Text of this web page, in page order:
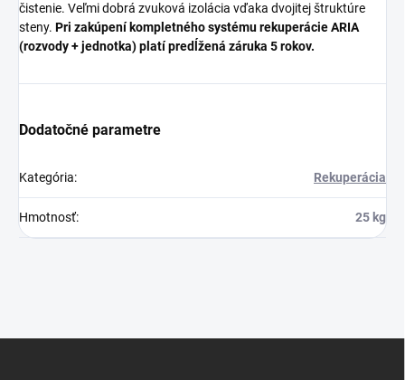
čistenie. Veľmi dobrá zvuková izolácia vďaka dvojitej štruktúre
steny. Pri zakúpení kompletného systému rekuperácie ARIA
(rozvody + jednotka) platí predĺžená záruka 5 rokov.
Dodatočné parametre
Kategória: Rekuperácia
Hmotnosť: 25 kg